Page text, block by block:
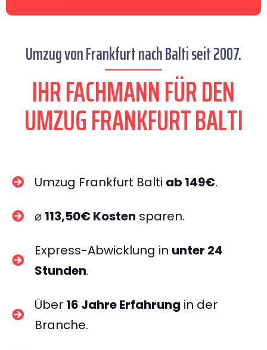
Umzug von Frankfurt nach Balti seit 2007.
IHR FACHMANN FÜR DEN
UMZUG FRANKFURT BALTI
Umzug Frankfurt Balti ab 149€.
⌀ 113,50€ Kosten sparen.
Express-Abwicklung in unter 24
Stunden.
Über 16 Jahre Erfahrung in der
Branche.